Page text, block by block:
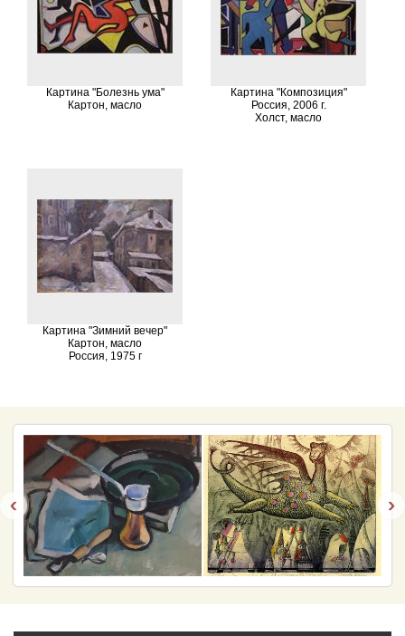
Картина "Болезнь ума"
Картон, масло
Картина "Композиция"
Россия, 2006 г.
Холст, масло
Картина "Зимний вечер"
Картон, масло
Россия, 1975 г
‹ ›